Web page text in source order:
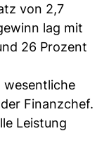
von 2,7
lag mit
26 Prozent
wesentliche
Finanzchef.
Leistung